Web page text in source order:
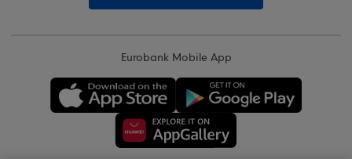
Eurobank Mobile App